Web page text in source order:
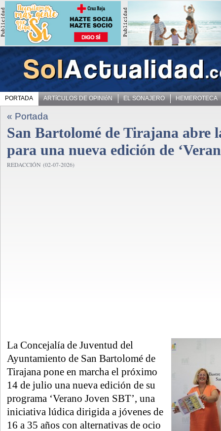
PORTADA ARTíCULOS DE OPINIóN EL SONAJERO HEMEROTECA
« Portada
San Bartolomé de Tirajana abre
para una nueva edición de
REDACCIÓN (02-07-2026)
La Concejalía de Juventud del
Ayuntamiento de San Bartolomé de
Tirajana pone en marcha el próximo
14 de julio una nueva edición de su
programa ‘Verano Joven SBT’, una
iniciativa lúdica dirigida a jóvenes de
16 a 35 años con alternativas de ocio